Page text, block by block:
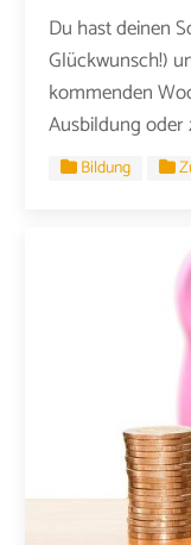
Du hast deinen
Glückwunsch!)
kommenden
Ausbildung oder
Bildung